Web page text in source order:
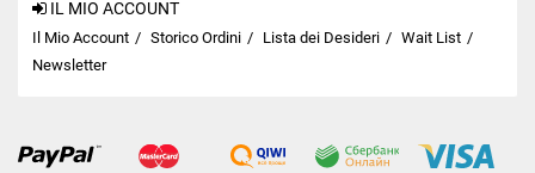
IL MIO ACCOUNT
Il Mio Account Storico Ordini Lista dei Desideri
Wait List
Newsletter